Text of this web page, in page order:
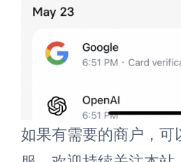
如果有需要的商户，可